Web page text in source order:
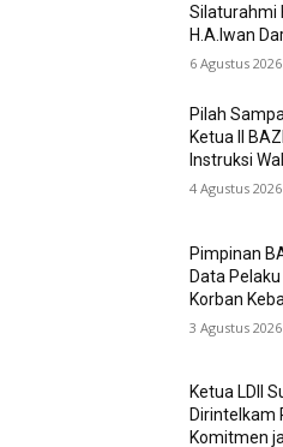
Silaturahmi
H.A.Iwan
6 Agustus 2026
Pilah
Ketua II
Instruksi
4 Agustus 2026
Pimpinan
Data
Korban
3 Agustus 2026
Ketua LDII
Dirintelkam
Komitmen